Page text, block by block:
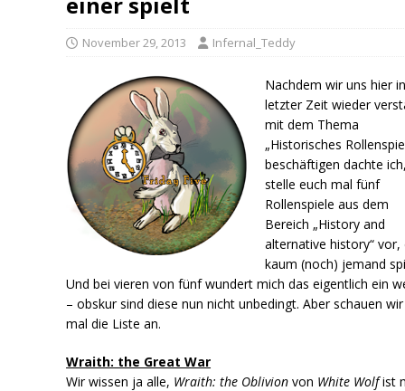
November 29, 2013 Infernal_Teddy
Nachdem wir uns hier
letzter Zeit wieder
mit dem Thema
„Historisches
beschäftigen dachte
stelle euch mal fünf
Rollenspiele aus dem
Bereich „History and
alternative history“ vor,
kaum (noch) jemand
Und bei vieren von fünf wundert mich das eigentlich ein
– obskur sind diese nun nicht unbedingt. Aber schauen
mal die Liste an.
Wraith: the Great War
Wir wissen ja alle, Wraith: the Oblivion von White Wolfist